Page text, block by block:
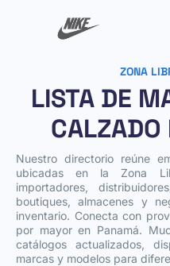
ZONA
LISTA DE
CALZADO
Nuestro directorio reúne
ubicadas en la Zona
importadores,
boutiques, almacenes y
inventario. Conecta con
por mayor en Panamá.
catálogos actualizados,
marcas y modelos para